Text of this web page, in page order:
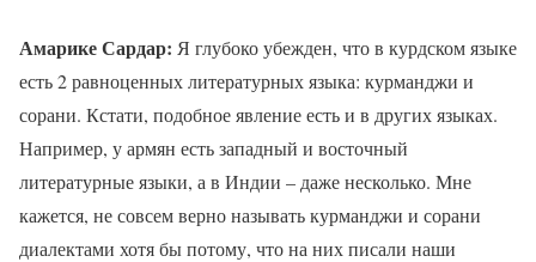
Амарике Сардар: Я глубоко убежден, что в курдском языке
есть 2 равноценных литературных языка: курманджи и
сорани. Кстати, подобное явление есть и в других языках.
Например, у армян есть западный и восточный
литературные языки, а в Индии – даже несколько. Мне
кажется, не совсем верно называть курманджи и сорани
диалектами хотя бы потому, что на них писали наши